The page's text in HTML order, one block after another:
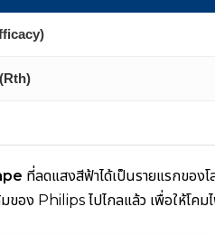
ที่ลดแสงสีฟ้าได้เป็นรายแรกของโ
ของ Philips ไปไกลแล้ว เพื่อให้โ